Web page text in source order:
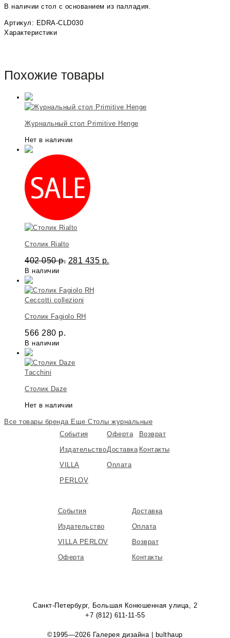
В наличии стол с основанием из палладия.
Артикул: EDRA-CLD030
Характеристики
Похожие товары
Журнальный стол Primitive Henge
Нет в наличии
Столик Rialto
402 050р. 281 435 р.
В наличии
Ceccotti сollezioni
Столик Fagiolo RH
566 280 р.
В наличии
Tacchini
Столик Daze
Нет в наличии
Все товары бренда Еще Столы журнальные
События
Издательство
VILLA
PERLOV
Оферта
Доставка
Оплата
Возврат
Контакты
События
Издательство
VILLA PERLOV
Оферта
Доставка
Оплата
Возврат
Контакты
Санкт-Петербург, Большая Конюшенная улица, 2
+7 (812) 611-11-55
©1995—2026 Галерея дизайна | bulthaup